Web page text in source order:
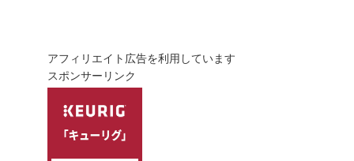
アフィリエイト広告を利用しています
スポンサーリンク